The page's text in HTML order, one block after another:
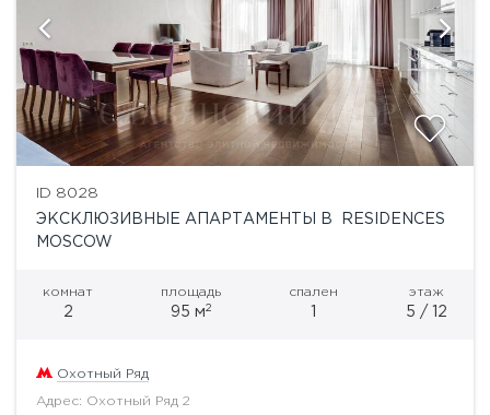
ID 8028
ЭКСКЛЮЗИВНЫЕ АПАРТАМЕНТЫ В RESIDENCES
MOSCOW
комнат
2
площадь
95 м2
спален
1
этаж
5 / 12
Охотный Ряд
Адрес: Охотный Ряд 2